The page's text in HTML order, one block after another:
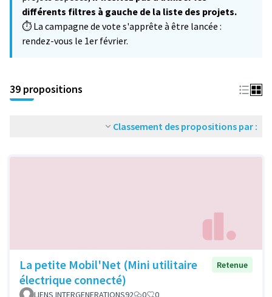
différents filtres à gauche de la liste des projets.
⏱️ La campagne de vote s'apprête à être lancée :
rendez-vous le 1er février.
39 propositions
Classement des propositions par :
La petite Mobil'Net (Mini utilitaire
électrique connecté)
Retenue
LIENS INTERGENERATIONS92 0 0